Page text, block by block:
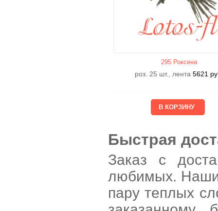
295 Роксена
роз. 25 шт., лента5621
Быстрая
Заказ с
любимых. Наши
пару теплых